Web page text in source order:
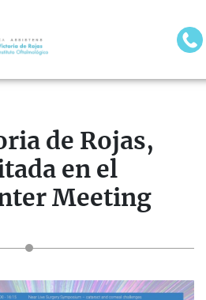
de Rojas,
en el
Meeting